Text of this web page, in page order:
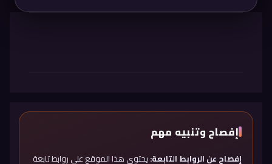
ي
إفصاح وتنبيه مهم
إفصاح عن الروابط التابعة: يحتوي هذا الموقع على روابط تابعة